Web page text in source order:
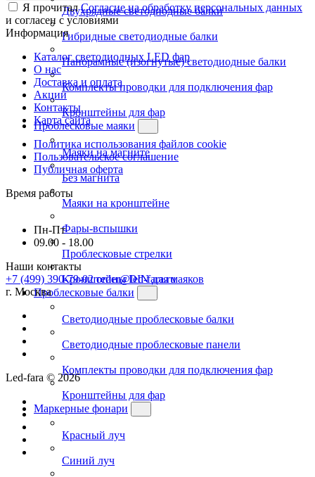
Двухрядные светодиодные балки
Гибридные светодиодные балки
Панорамные (изогнутые) светодиодные балки
Комплекты проводки для подключения фар
Кронштейны для фар
Проблесковые маяки
Маяки на магните
Без магнита
Маяки на кронштейне
Фары-вспышки
Проблесковые стрелки
Кронштейны DIN для маяков
Проблесковые балки
Светодиодные проблесковые балки
Светодиодные проблесковые панели
Комплекты проводки для подключения фар
Кронштейны для фар
Маркерные фонари
Красный луч
Синий луч
Я прочиталСогласие на обработку персональных данных
и согласен с условиями
Информация
Каталог светодиодных LED фар
О нас
Доставка и оплата
Акции
Контакты
Карта сайта
Политика использования файлов cookie
Пользовательское соглашение
Публичная оферта
Время работы
Пн-Пт
09.00 - 18.00
Наши контакты
+7 (499) 390-79-02 order@led-fara.ru
г. Москва
Led-fara © 2026